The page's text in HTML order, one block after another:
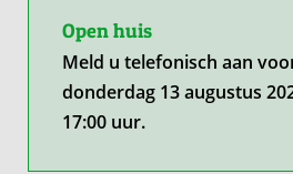
Open huis
Meld u telefonisch aan
donderdag 13 augustus
17:00 uur.